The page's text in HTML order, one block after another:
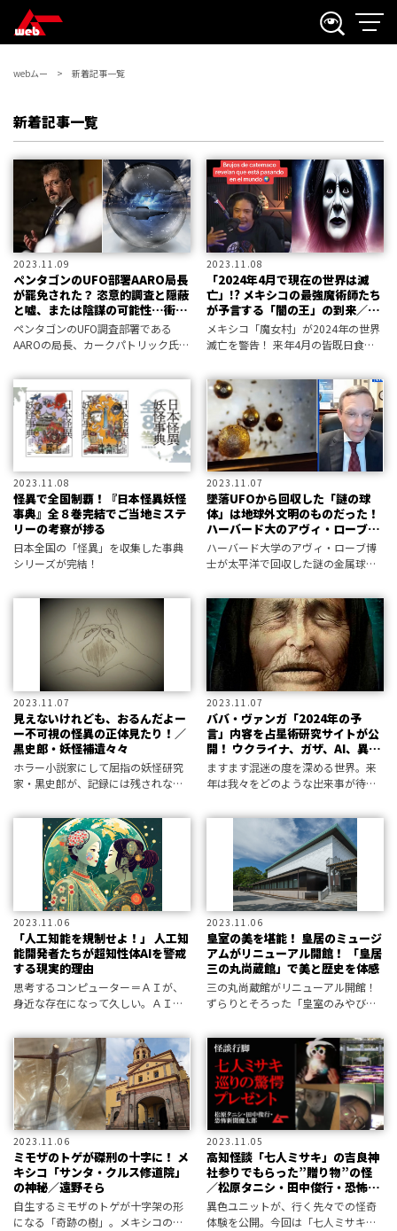
webムー 新着記事一覧
新着記事一覧
2023.11.09
ペンタゴンのUFO部署AARO局長
が罷免された？ 恣意的調査と隠蔽
と嘘、または陰謀の可能性…衝撃
展開
ペンタゴンのUFO調査部署である
AAROの局長、カークパトリック氏が
のニュースが飛び込んできた！ その
背景に何があるのか!?
2023.11.08
「2024年4月で現在の世界は滅
亡」!? メキシコの最強魔術師たち
が予言する「闇の王」の到来／遠
野そら
メキシコ「魔女村」が2024年の世界
滅亡を警告！ 来年4月の皆既日食の
2023.11.08
怪異で全国制覇！『日本怪異妖怪
事典』全８巻完結でご当地ミステ
リーの考察が捗る
日本全国の「怪異」を収集した事典
シリーズが完結！
2023.11.07
墜落UFOから回収した「謎の球
体」は地球外文明のものだった！
ハーバード大のアヴィ・ローブ博
士が分析結果を公開
ハーバード大学のアヴィ・ローブ博
士が太平洋で回収した謎の金属球に
らやってきたこの金属は、はたして
自然物なのか、それとも人工物なの
だろうか？
2023.11.07
見えないけれども、おるんだよー
ー不可視の怪異の正体見たり！／
黒史郎・妖怪補遺々々
ホラー小説家にして屈指の妖怪研究
家・黒史郎が、記録には残されなが
発掘する、それが「妖怪補遺々々
（ようかいほいほい）」！ 今回は、
正体がバレてしまった妖怪たちを補
遺々々
2023.11.07
ババ・ヴァンガ「2024年の予
言」内容を占星術研究サイトが公
開！ ウクライナ、ガザ、AI、異星
人について驚愕の指摘が
ますます混迷の度を深める世界。来
年は我々をどのような出来事が待ち
バ・ヴァンガには視えていた！
2023.11.06
「人工知能を規制せよ！」 人工知
能開発者たちが超知性体AIを警戒
する現実的理由
思考するコンピューター＝ＡＩが、
身近な存在になって久しい。ＡＩが
ず、逆にＡＩと人類の「戦い」の日
が迫る!? 開発者たちの見解を踏ま
え、脅威に備えていこう。
2023.11.06
皇室の美を堪能！ 皇居のミュージ
アムがリニューアル開館！ 「皇居
三の丸尚蔵館」で美と歴史を体感
三の丸尚蔵館がリニューアル開館！
ずらりとそろった「皇室のみやび」
2023.11.06
ミモザのトゲが磔刑の十字に！ メ
キシコ「サンタ・クルス修道院」
の神秘／遠野そら
自生するミモザのトゲが十字架の形
になる「奇跡の樹」。メキシコのサ
2023.11.05
高知怪談「七人ミサキ」の吉良神
社参りでもらった”贈り物”の怪
／松原タニシ・田中俊行・恐怖新
聞健太郎の怪談行脚
異色ユニットが、行く先々での怪奇
体験を公開。今回は「七人ミサキ」